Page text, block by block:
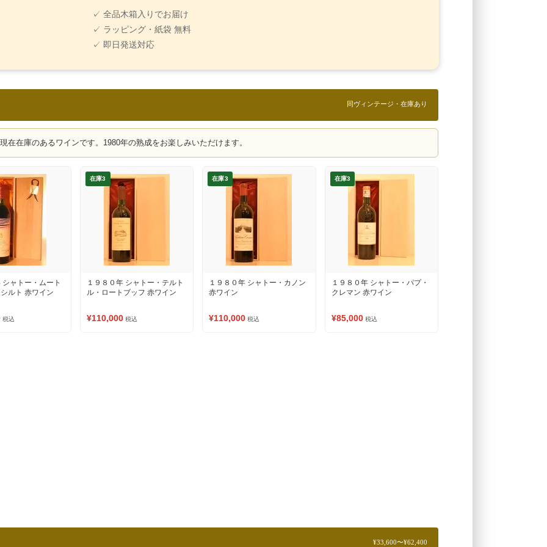
✓ 全品木箱入りでお届け
✓ ラッピング・紙袋 無料
✓ 即日発送対応
同ヴィンテージ・在庫あり
在在庫のあるワインです。1980年の熟成をお楽しみいただけます。
ャトー・ムート
ルト 赤ワイン
税込
在庫3
１９８０年 シャトー・テルト
ル・ロートブッフ 赤ワイン
¥110,000 税込
在庫3
１９８０年 シャトー・カノン
赤ワイン
¥110,000 税込
在庫3
１９８０年 シャトー・パプ・
クレマン 赤ワイン
¥85,000 税込
¥33,600〜¥62,400